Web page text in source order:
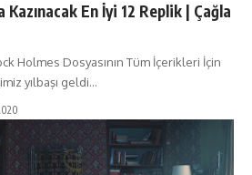
Kazınacak En İyi 12 Replik | Çağla
Holmes Dosyasının Tüm İçerikleri İçin
yılbaşı geldi…